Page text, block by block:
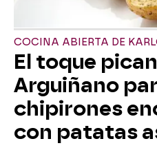
COCINA ABIERTA DE
El toque
Arguiñano
chipirones
con patatas